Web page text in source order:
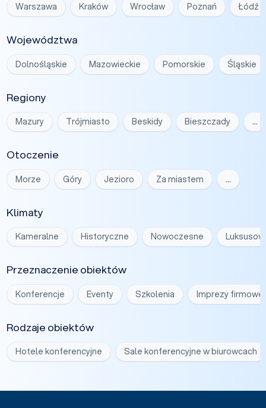
Warszawa Kraków Wrocław Poznań Łódź
Województwa
Dolnośląskie Mazowieckie Pomorskie Śląskie
Regiony
Mazury Trójmiasto Beskidy Bieszczady …
Otoczenie
Morze Góry Jezioro Za miastem …
Klimaty
Kameralne Historyczne Nowoczesne
Przeznaczenie obiektów
Konferencje Eventy Szkolenia Imprezy firmowe
Rodzaje obiektów
Hotele konferencyjne Sale konferencyjne w biurowcach